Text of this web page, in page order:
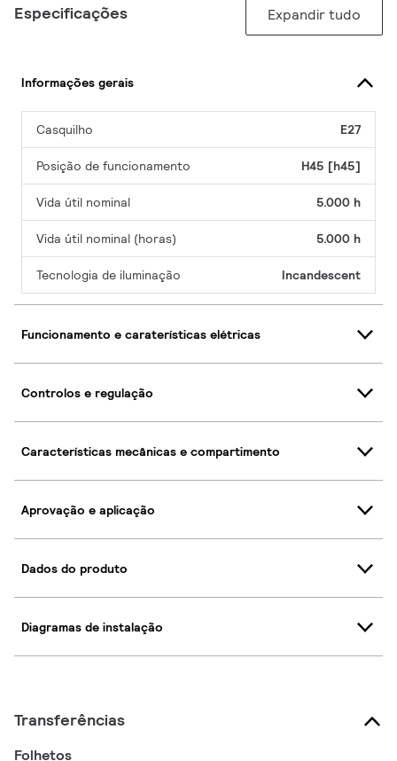
Especificações Expandir tudo
Informações gerais
Casquilho E27
Posição de funcionamento H45 [h45]
Vida útil nominal 5.000 h
Vida útil nominal (horas) 5.000 h
Tecnologia de iluminação Incandescent
Funcionamento e caraterísticas elétricas
Controlos e regulação
Características mecânicas e compartimento
Aprovação e aplicação
Dados do produto
Diagramas de instalação
Transferências
Folhetos